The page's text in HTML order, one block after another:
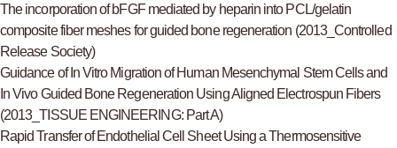
The incorporation of bFGF mediated by heparin into PCL/gelatin
composite fiber meshes for guided bone regeneration (2013_Controlled
Release Society)
Guidance of In Vitro Migration of Human Mesenchymal Stem Cells and
In Vivo Guided Bone Regeneration Using Aligned Electrospun Fibers
(2013_TISSUE ENGINEERING: Part A)
Rapid Transfer of Endothelial Cell Sheet Using a Thermosensitive